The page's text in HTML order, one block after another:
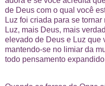
de Deus com o qual você
Luz foi criada para se
Luz, mais Deus, mais
elevado de Deus e Luz que
mantendo-se no limiar da
todo pensamento